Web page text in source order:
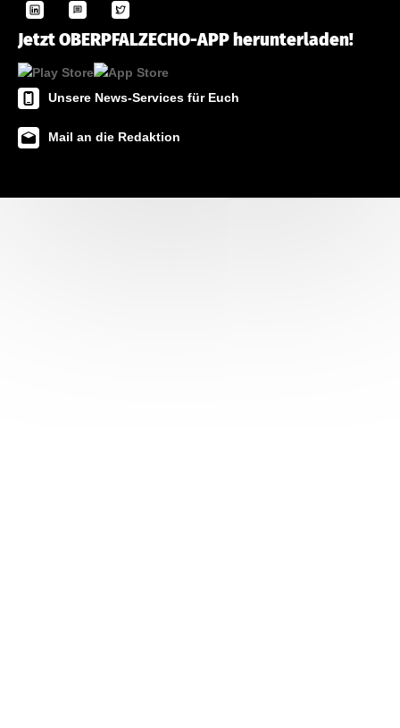
Jetzt OBERPFALZECHO-APP herunterladen!
Unsere News-Services für Euch
Mail an die Redaktion